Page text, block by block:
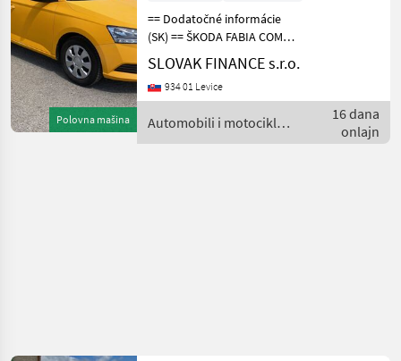
Polovna mašina
== Dodatočné informácie
(SK) == ŠKODA FABIA COMBI
1, 0 TSI benzín r.v. 10/2018,
97 140 km, EURO 6, 70 kW,
999 cm3, manuál 5st,
rádio, Bluet
SLOVAK FINANCE s.r.o.
934 01 Levice
Automobili i motocikli /
Skoda
16 dana
onlajn